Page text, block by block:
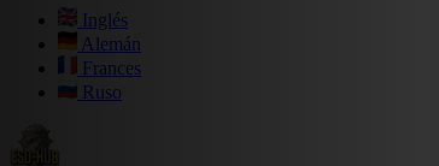
Inglés
Alemán
Frances
Ruso